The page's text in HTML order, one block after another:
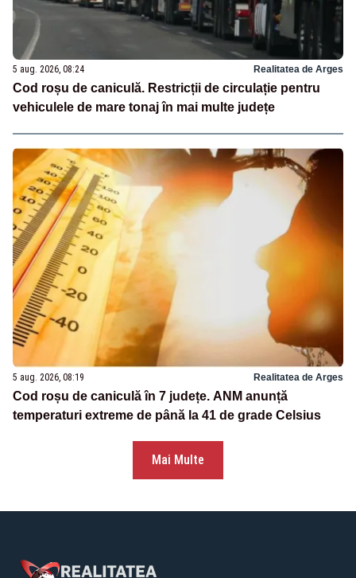
5 aug. 2026, 08:24 Realitatea de Arges
Cod roșu de caniculă. Restricții de circulație pentru
vehiculele de mare tonaj în mai multe județe
5 aug. 2026, 08:19 Realitatea de Arges
Cod roșu de caniculă în 7 județe. ANM anunță
temperaturi extreme de până la 41 de grade Celsius
Mai Multe